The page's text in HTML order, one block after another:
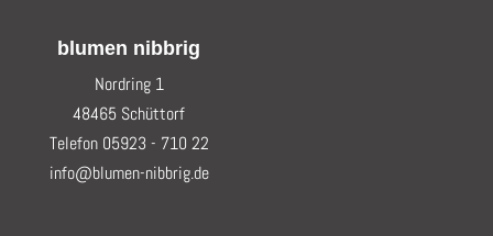
blumen nibbrig
Nordring 1
48465 Schüttorf
Telefon 05923 - 710 22
info@blumen-nibbrig.de